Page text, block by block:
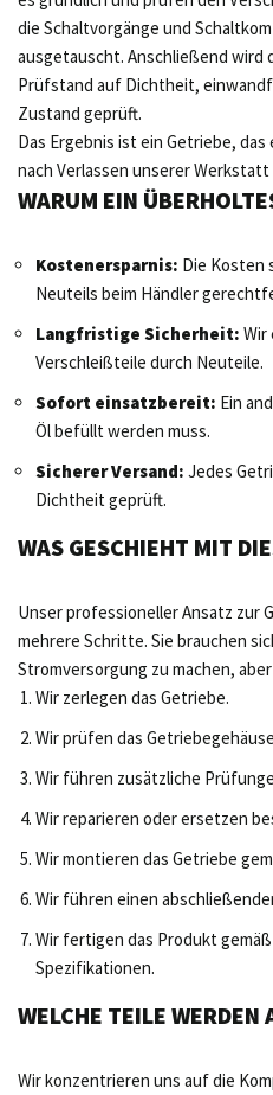
die Schaltvorgänge und
ausgetauscht. Anschließend wird
Prüfstand auf Dichtheit,
Zustand geprüft.
Das Ergebnis ist ein Getriebe,
nach Verlassen unserer
WARUM EIN
Kostenersparnis: Die Kosten
Neuteils beim Händler
Langfristige Sicherheit: Wir
Verschleißteile durch Neuteile.
Sofort einsatzbereit: Ein
Öl befüllt werden muss.
Sicherer Versand: Jedes
Dichtheit geprüft.
WAS GESCHIEHT MIT
Unser professioneller Ansatz zur
mehrere Schritte. Sie brauchen
Stromversorgung zu machen,
Wir zerlegen das Getriebe.
Wir prüfen das
Wir führen zusätzliche
Wir reparieren oder ersetzen
Wir montieren das Getriebe
Wir führen einen
Wir fertigen das Produkt
Spezifikationen.
WELCHE TEILE WERDEN
Wir konzentrieren uns auf die